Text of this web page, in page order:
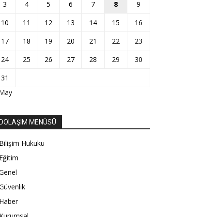
3
4 5 6 7 8
9
10
11 12 13 14 15
16
17
18 19 20 21 22
23
24
25 26 27 28 29
30
31
DOLAŞIM MENÜSÜ
Bilişim Hukuku
Eğitim
Haber